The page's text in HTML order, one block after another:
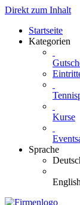
Direkt zum Inhalt
Startseite
Kategorien
Kurse
Sprache
English